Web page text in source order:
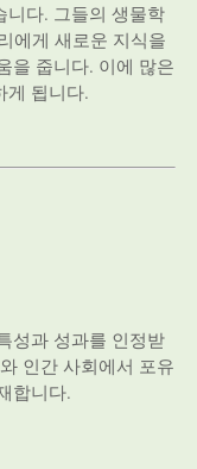
니다. 그들의 생물학
에게 새로운 지식을
을 줍니다. 이에 많은
게 됩니다.
성과 성과를 인정받
인간 사회에서 포유
합니다.